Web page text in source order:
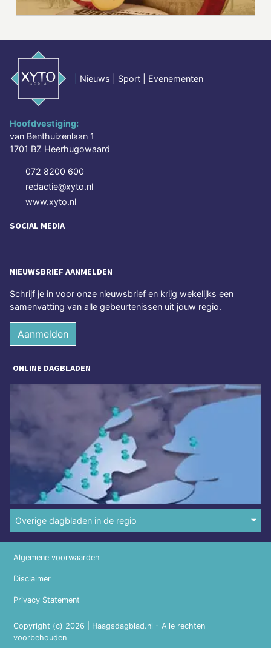
Nieuws | Sport | Evenementen
Hoofdvestiging:
van Benthuizenlaan 1
1701 BZ Heerhugowaard
072 8200 600
redactie@xyto.nl
www.xyto.nl
SOCIAL MEDIA
NIEUWSBRIEF AANMELDEN
Schrijf je in voor onze nieuwsbrief en krijg wekelijks een
samenvatting van alle gebeurtenissen uit jouw regio.
Aanmelden
ONLINE DAGBLADEN
Overige dagbladen in de regio
Copyright (c) 2026 | Haagsdagblad.nl - Alle rechten
voorbehouden
Algemene voorwaarden
Disclaimer
Privacy Statement